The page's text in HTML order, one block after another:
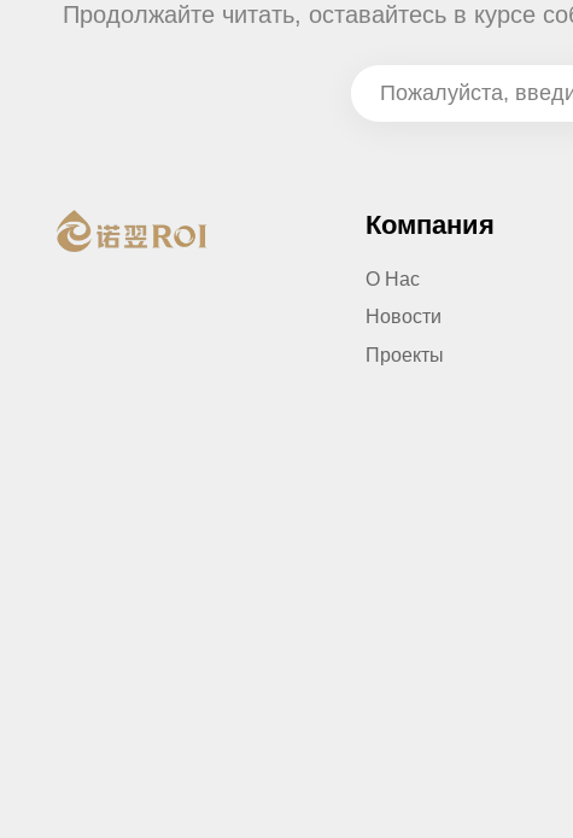
Продолжайте читать, оставайтесь в курсе
Компания
О Нас
Новости
Проекты